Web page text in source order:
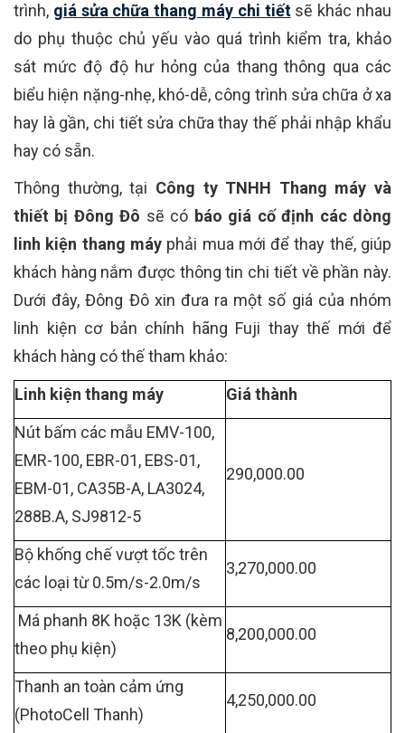
trình, giá sửa chữa thang máy chi tiếtsẽ khác nhau
do phụ thuộc chủ yếu vào quá trình kiểm tra, khảo
sát mức độ độ hư hỏng của thang thông qua các
biểu hiện nặng-nhẹ, khó-dễ, công trình sửa chữa ở xa
hay là gần, chi tiết sửa chữa thay thế phải nhập khẩu
hay có sẵn.
Thông thường, tại Công ty TNHH Thang máy và
thiết bị Đông Đô sẽ có báo giá cố định các dòng
linh kiện thang máyphải mua mới để thay thế, giúp
khách hàng nắm được thông tin chi tiết về phần này.
Dưới đây, Đông Đô xin đưa ra một số giá của nhóm
linh kiện cơ bản chính hãng Fuji thay thế mới để
khách hàng có thế tham khảo:
Linh kiện thang máy
Giá thành
Nút bấm các mẫu EMV-100,
EMR-100, EBR-01, EBS-01,
EBM-01, CA35B-A, LA3024,
288B.A, SJ9812-5
290,000.00
Bộ khống chế vượt tốc trên
các loại từ 0.5m/s-2.0m/s
3,270,000.00
Má phanh 8K hoặc 13K (kèm
theo phụ kiện)
8,200,000.00
Thanh an toàn cảm ứng
(PhotoCell Thanh)
4,250,000.00